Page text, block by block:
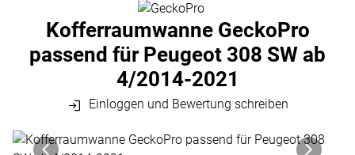
Kofferraumwanne GeckoPro
passend für Peugeot 308 SW ab
4/2014-2021
Einloggen und Bewertung schreiben
Produktgalerie